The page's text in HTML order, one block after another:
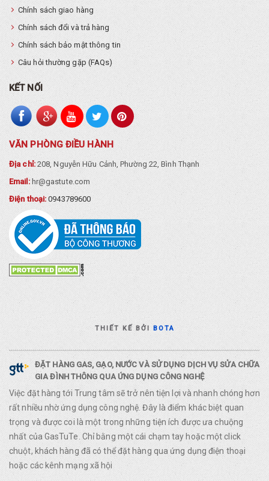
Chính sách giao hàng
Chính sách đổi và trả hàng
Chính sách bảo mật thông tin
Câu hỏi thường gặp (FAQs)
KẾT NỐI
VĂN PHÒNG ĐIỀU HÀNH
Địa chỉ:208, Nguyễn Hữu Cảnh, Phường 22, Bình Thạnh
Email:hr@gastute.com
Điện thoại:0943789600
THIẾT KẾ BỞIBOTA
ĐẶT HÀNG GAS, GẠO, NƯỚC VÀ SỬ DỤNG DỊCH VỤ SỬA CHỮA
GIA ĐÌNH THÔNG QUA ỨNG DỤNG CÔNG NGHỆ
Việc đặt hàng tới Trung tâm sẽ trở nên tiện lợi và nhanh chóng hơn
rất nhiều nhờ ứng dụng công nghệ. Đây là điểm khác biệt quan
trọng và được coi là một trong những tiện ích được ưa chuộng
nhất của GasTuTe. Chỉ bằng một cái chạm tay hoặc một click
chuột, khách hàng đã có thể đặt hàng qua ứng dụng điện thoại
hoặc các kênh mạng xã hội